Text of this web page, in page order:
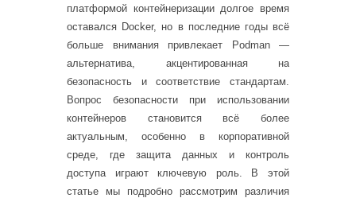
платформой контейнеризации долгое время
оставался Docker, но в последние годы всё
больше внимания привлекает Podman —
альтернатива, акцентированная на
безопасность и соответствие стандартам.
Вопрос безопасности при использовании
контейнеров становится всё более
актуальным, особенно в корпоративной
среде, где защита данных и контроль
доступа играют ключевую роль. В этой
статье мы подробно рассмотрим различия